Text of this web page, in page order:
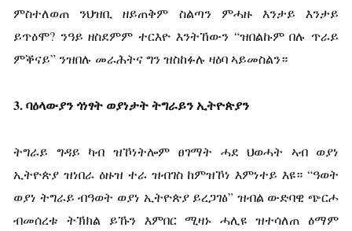
ምስተለወጠ ንህዝቢ ዘይጠቅም ስልጣን ምሓዙ እንታይ እንታይ
ይጥዕሞ? ንዓይ ዘስደምም ተርእዮ እንትኸውን “ዝበልኩም በሉ ጥራይ
ምቕናይ” ንዝበሉ መራሕትና ግን ዝስከፉሉ ዛዕባ ኣይመስልን።
3.ባዕላውያን ጎነፃት ወያነታትትግራይንኢትዮጵያን
ትግራይ ግዳይ ካብ ዝኾነትሎም ፀገማት ሓደ ህወሓት ኣብ ወያነ
ኢትዮጵያ ዝነበራ ዕዙዝ ተራ ዝብገስ ከምዝኾነ እምነተይ እዩ። “ዓወት
ወያነ ትግራይ ብዓወት ወያነ ኢትዮጵያ ይረጋገፅ” ዝብል ውድባዊ ጭርሖ
ብመሰረቱ ትኽክል ይኹን እምበር ሚዛኑ ሓሊዩ ዝተሳለጠ ዕማም